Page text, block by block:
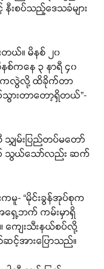
းစပ်သည့်ဒေသခံများ
ယ်။ မိနစ် ၂၀
စ်ကနေ ၃ နာရီ ၄၀
ကလွဲလို့ ထိခိုက်တာ
သွားတာတော့ရှိတယ်”-
သျှမ်းပြည်တပ်မတော်
ဆက် သွယ်သော်လည်း ဆက်
ကမူ- “မိုင်းခွန်အုပ်စုက
ရှေ့ဘက် ကမ်းမှာရှိ
ကျေးသီးနယ်စပ်လို့
ဆင့်အားပြောသည်။